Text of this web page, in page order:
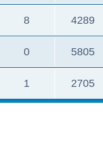
8 4289
0 5805
1 2705